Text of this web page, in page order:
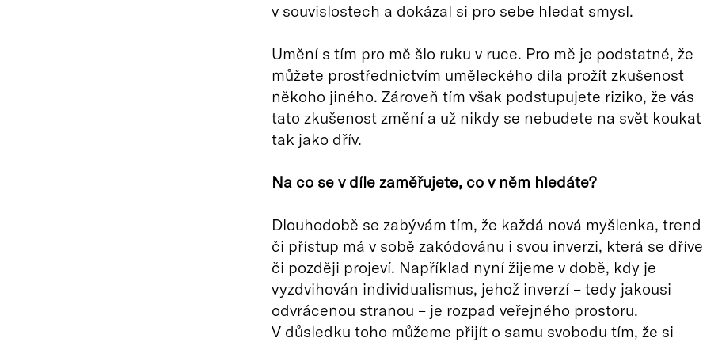
v souvislostech a dokázal si pro sebe hledat smysl.
Umění s tím pro mě šlo ruku v ruce. Pro mě je podstatné, že
můžete prostřednictvím uměleckého díla prožít zkušenost
někoho jiného. Zároveň tím však podstupujete riziko, že vás
tato zkušenost změní a už nikdy se nebudete na svět koukat
tak jako dřív.
Na co se v díle zaměřujete, co v něm hledáte?
Dlouhodobě se zabývám tím, že každá nová myšlenka, trend
či přístup má v sobě zakódovánu i svou inverzi, která se dříve
či později projeví. Například nyní žijeme v době, kdy je
vyzdvihován individualismus, jehož inverzí – tedy jakousi
odvrácenou stranou – je rozpad veřejného prostoru.
V důsledku toho můžeme přijít o samu svobodu tím, že si